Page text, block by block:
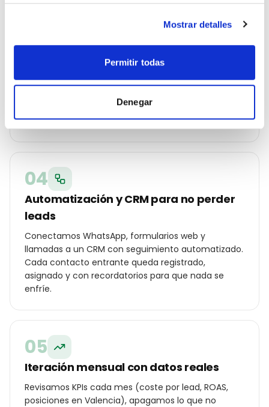
Mostrar detalles
Permitir todas
Denegar
03
Campañas Ads y SEO local en marcha
Lanzamos Google Ads por código postal, Meta Ads
optimización on-page y ficha de Google Business
Profile con fotos, posts y reseñas reales.
04
Automatización y CRM para no perder
leads
Conectamos WhatsApp, formularios web y
llamadas a un CRM con seguimiento automatizado.
Cada contacto entrante queda registrado,
asignado y con recordatorios para que nada se
enfríe.
05
Iteración mensual con datos reales
Revisamos KPIs cada mes (coste por lead, ROAS,
posiciones en Valencia), apagamos lo que no